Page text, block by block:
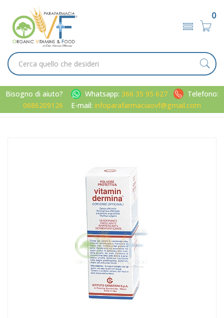
0
Bisogno di aiuto? Whatsapp: 366 35 95 627
Telefono:
0686209126
E-mail: infoparafarmaciaovf@gmail.com